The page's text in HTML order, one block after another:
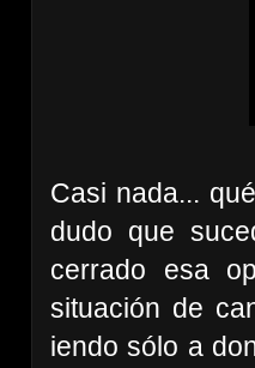
Casi nada...
dudo que
cerrado esa
situación de
iendo sólo a